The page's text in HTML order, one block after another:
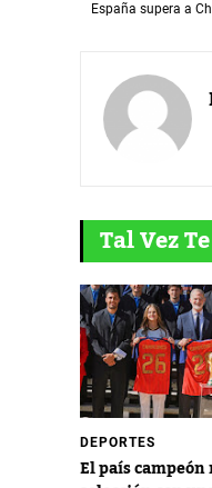
España supera a
Tal Vez
DEPORTES
El país campeón